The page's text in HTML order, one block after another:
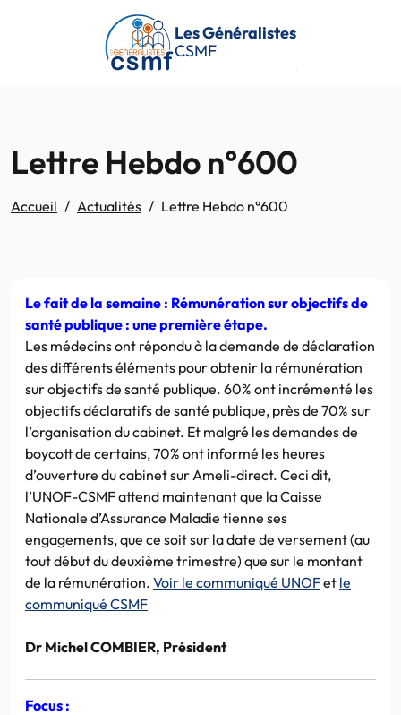
Passer au contenu principal
Les Généralistes
CSMF
Lettre Hebdo n°600
Accueil Actualités Lettre Hebdo n°600
Le fait de la semaine : Rémunération sur objectifs de
santé publique : une première étape.
Les médecins ont répondu à la demande de déclaration
des différents éléments pour obtenir la rémunération
sur objectifs de santé publique. 60% ont incrémenté les
objectifs déclaratifs de santé publique, près de 70% sur
l’organisation du cabinet. Et malgré les demandes de
boycott de certains, 70% ont informé les heures
d’ouverture du cabinet sur Ameli-direct. Ceci dit,
l’UNOF-CSMF attend maintenant que la Caisse
Nationale d’Assurance Maladie tienne ses
engagements, que ce soit sur la date de versement (au
tout début du deuxième trimestre) que sur le montant
de la rémunération. Voir le communiqué UNOFet le
communiqué CSMF
Dr Michel COMBIER, Président
Focus :